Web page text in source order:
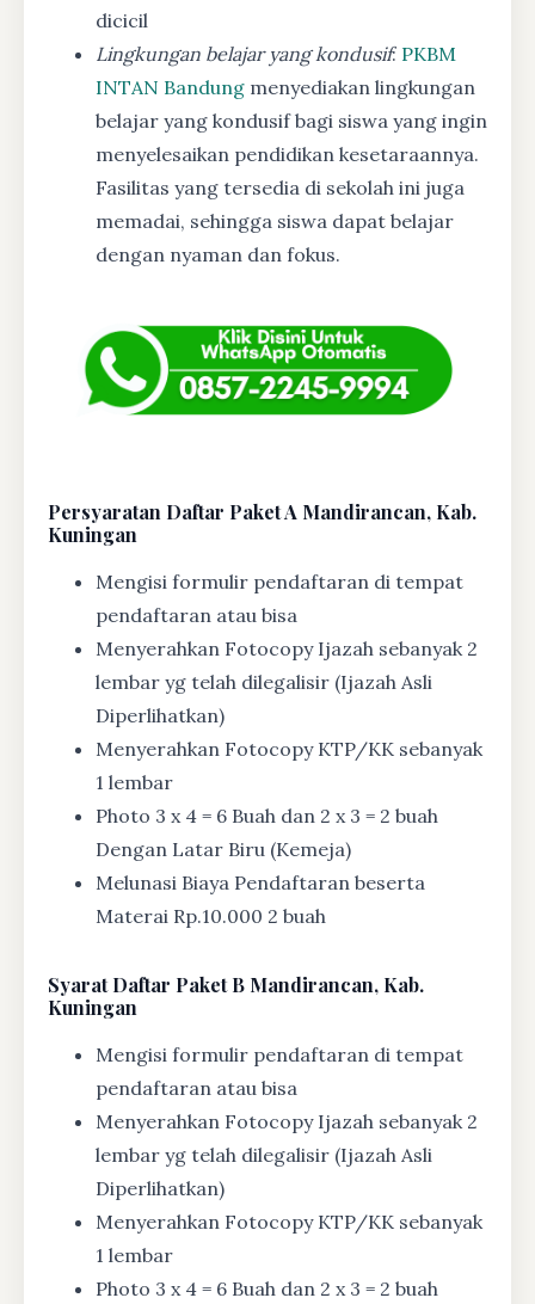
dicicil
Lingkungan belajar yang kondusif: PKBM
INTAN Bandung menyediakan lingkungan
belajar yang kondusif bagi siswa yang ingin
menyelesaikan pendidikan kesetaraannya.
Fasilitas yang tersedia di sekolah ini juga
memadai, sehingga siswa dapat belajar
dengan nyaman dan fokus.
Persyaratan Daftar Paket A Mandirancan, Kab.
Kuningan
Mengisi formulir pendaftaran di tempat
pendaftaran atau bisa
Menyerahkan Fotocopy Ijazah sebanyak 2
lembar yg telah dilegalisir (Ijazah Asli
Diperlihatkan)
Menyerahkan Fotocopy KTP/KK sebanyak
1 lembar
Photo 3 x 4 = 6 Buah dan 2 x 3 = 2 buah
Dengan Latar Biru (Kemeja)
Melunasi Biaya Pendaftaran beserta
Materai Rp.10.000 2 buah
SyaratDaftar Paket B Mandirancan, Kab.
Kuningan
Mengisi formulir pendaftaran di tempat
pendaftaran atau bisa
Menyerahkan Fotocopy Ijazah sebanyak 2
lembar yg telah dilegalisir (Ijazah Asli
Diperlihatkan)
Menyerahkan Fotocopy KTP/KK sebanyak
1 lembar
Photo 3 x 4 = 6 Buah dan 2 x 3 = 2 buah